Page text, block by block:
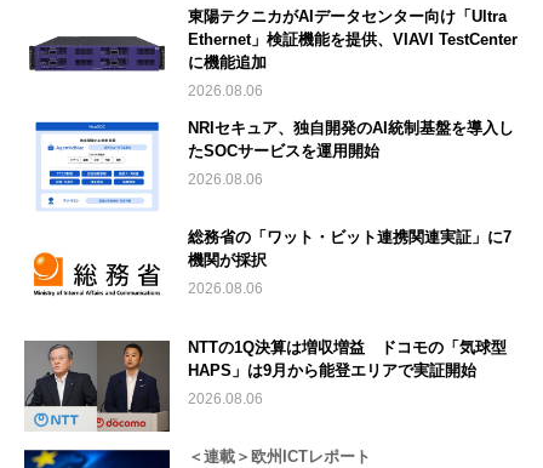
東陽テクニカがAIデータセンター向け「Ultra
Ethernet」検証機能を提供、VIAVI TestCenter
に機能追加
2026.08.06
NRIセキュア、独自開発のAI統制基盤を導入し
たSOCサービスを運用開始
2026.08.06
総務省の「ワット・ビット連携関連実証」に7
機関が採択
2026.08.06
NTTの1Q決算は増収増益 ドコモの「気球型
HAPS」は9月から能登エリアで実証開始
2026.08.06
＜連載＞欧州ICTレポート